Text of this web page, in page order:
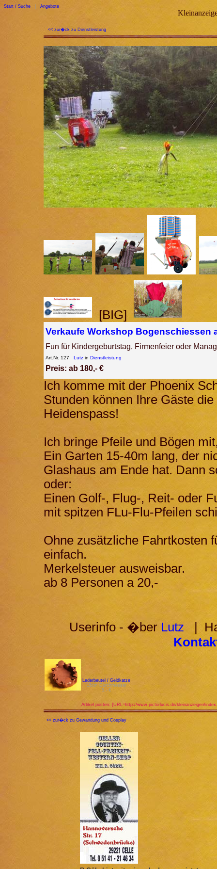
Start / Suche Angebote
<< zur�ck zu Dienstleistung
[BIG]
Verkaufe Workshop Bogenschiessen
Fun für Kindergeburtstag, Firmenfeier oder
Art.Nr. 127 Lutz in Dienstleistung
Preis: ab 180,- €
Ich komme mit der Phoenix
Stunden können Ihre Gäste
Heidenspass!
Ich bringe Pfeile und Bögen
Ein Garten 15-40m lang, der
Glashaus am Ende hat. Dann
oder:
Einen Golf-, Flug-, Reit- oder
mit spitzen FLu-Flu-Pfeilen
Ohne zusätzliche Fahrtkosten
einfach.
Merkelsteuer ausweisbar.
ab 8 Personen a 20,-
Userinfo - �ber Lutz |
Lederbeutel / Geldkatze
15cm Durchmesser
5,- €
Artikel posten: [URL=http://www.pictorlucis.de/kleinanzeigen/
<< zur�ck zu Gewandung und Cosplay